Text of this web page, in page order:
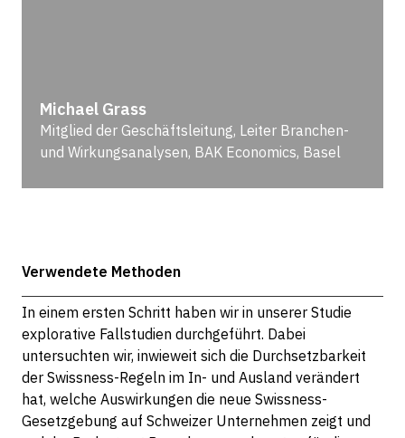
Michael Grass
Mitglied der Geschäftsleitung, Leiter Branchen-
und Wirkungsanalysen, BAK Economics, Basel
Verwendete Methoden
In einem ersten Schritt haben wir in unserer Studie
explorative Fallstudien durchgeführt. Dabei
untersuchten wir, inwieweit sich die Durchsetzbarkeit
der Swissness-Regeln im In- und Ausland verändert
hat, welche Auswirkungen die neue Swissness-
Gesetzgebung auf Schweizer Unternehmen zeigt und